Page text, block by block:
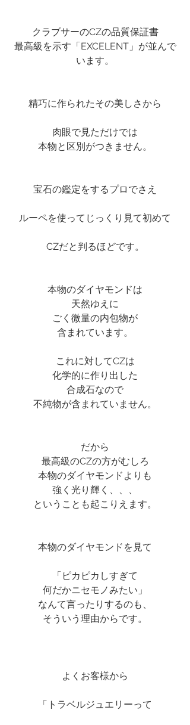
クラブサーのCZの品質保証書
最高級を示す「EXCELENT」が並んで
います。
精巧に作られたその美しさから
肉眼で見ただけでは
本物と区別がつきません。
宝石の鑑定をするプロでさえ
ルーペを使ってじっくり見て初めて
CZだと判るほどです。
本物のダイヤモンドは
天然ゆえに
ごく微量の内包物が
含まれています。
これに対してCZは
化学的に作り出した
合成石なので
不純物が含まれていません。
だから
最高級のCZの方がむしろ
本物のダイヤモンドよりも
強く光り輝く、、、
ということも起こりえます。
本物のダイヤモンドを見て
「ピカピカしすぎて
何だかニセモノみたい」
なんて言ったりするのも、
そういう理由からです。
よくお客様から
「トラベルジュエリーって